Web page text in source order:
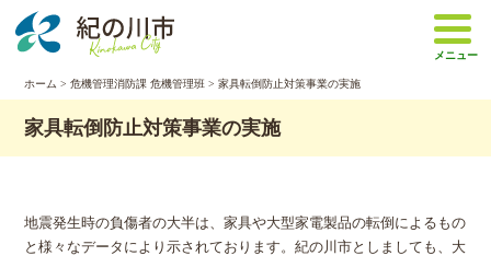
メニュー
ホーム >危機管理消防課 危機管理班 > 家具転倒防止対策事業の実施
家具転倒防止対策事業の実施
地震発生時の負傷者の大半は、家具や大型家電製品の転倒によるもの
と様々なデータにより示されております。紀の川市としましても、大